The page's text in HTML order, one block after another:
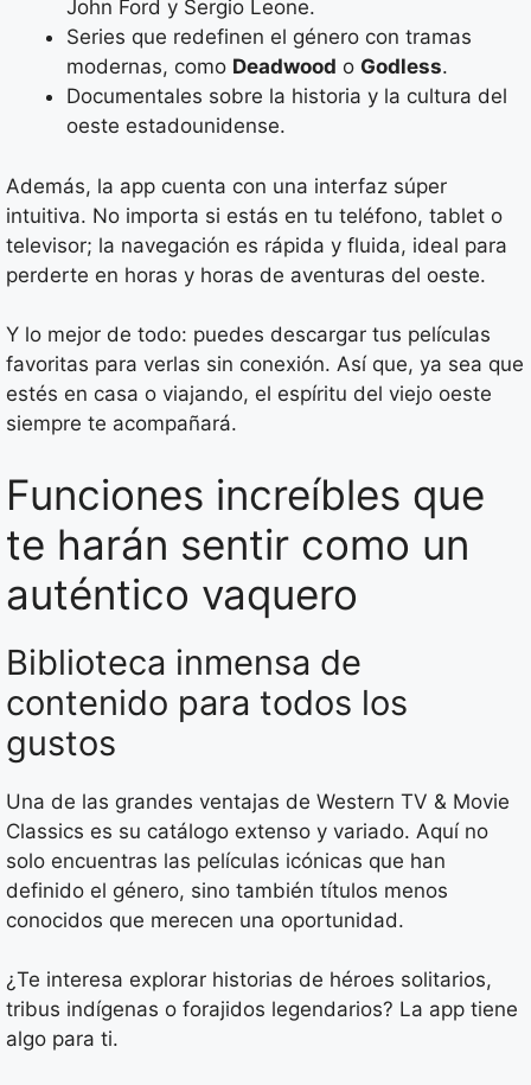
John Ford y Sergio Leone.
Series que redefinen el género con tramas
modernas, como Deadwood o Godless.
Documentales sobre la historia y la cultura del
oeste estadounidense.
Además, la app cuenta con una interfaz súper
intuitiva. No importa si estás en tu teléfono, tablet o
televisor; la navegación es rápida y fluida, ideal para
perderte en horas y horas de aventuras del oeste.
Y lo mejor de todo: puedes descargar tus películas
favoritas para verlas sin conexión. Así que, ya sea que
estés en casa o viajando, el espíritu del viejo oeste
siempre te acompañará.
Funciones increíbles que
te harán sentir como un
auténtico vaquero
Biblioteca inmensa de
contenido para todos los
gustos
Una de las grandes ventajas de Western TV & Movie
Classics es su catálogo extenso y variado. Aquí no
solo encuentras las películas icónicas que han
definido el género, sino también títulos menos
conocidos que merecen una oportunidad.
¿Te interesa explorar historias de héroes solitarios,
tribus indígenas o forajidos legendarios? La app tiene
algo para ti.